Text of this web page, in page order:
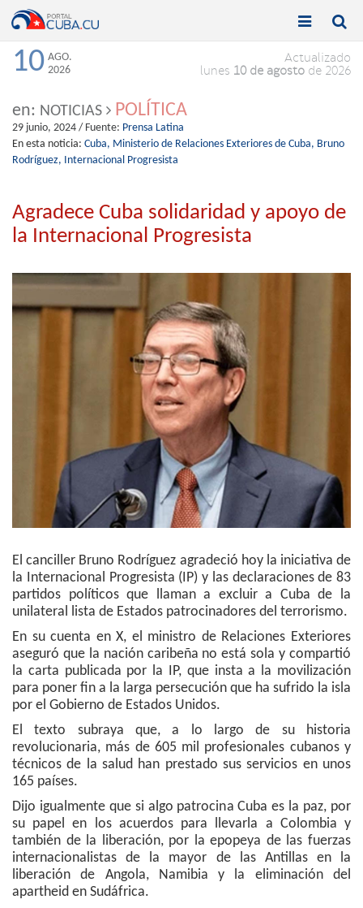
Toggle

Toggle

10 AGO.
2026
Actualizado
lunes 10 de agosto de 2026
en: NOTICIAS POLÍTICA
29 junio, 2024 / Fuente: Prensa Latina
En esta noticia: Cuba, Ministerio de Relaciones Exteriores de Cuba, Bruno
Rodríguez, Internacional Progresista
Agradece Cuba solidaridad y apoyo de
la Internacional Progresista
El canciller Bruno Rodríguez agradeció hoy la iniciativa de
la Internacional Progresista (IP) y las declaraciones de 83
partidos políticos que llaman a excluir a Cuba de la
unilateral lista de Estados patrocinadores del terrorismo.
En su cuenta en X, el ministro de Relaciones Exteriores
aseguró que la nación caribeña no está sola y compartió
la carta publicada por la IP, que insta a la movilización
para poner fin a la larga persecución que ha sufrido la isla
por el Gobierno de Estados Unidos.
El texto subraya que, a lo largo de su historia
revolucionaria, más de 605 mil profesionales cubanos y
técnicos de la salud han prestado sus servicios en unos
165 países.
Dijo igualmente que si algo patrocina Cuba es la paz, por
su papel en los acuerdos para llevarla a Colombia y
también de la liberación, por la epopeya de las fuerzas
internacionalistas de la mayor de las Antillas en la
liberación de Angola, Namibia y la eliminación del
apartheid en Sudáfrica.